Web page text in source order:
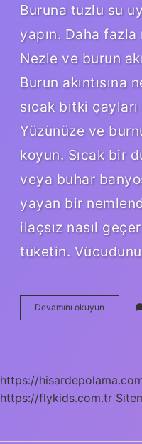
Buruna tuzlu su
yapın. Daha
Nezle ve burun
Burun akıntısına
sıcak bitki çayları
Yüzünüze ve
koyun. Sıcak bir
veya buhar
yayan bir
ilaçsız nasıl
tüketin.
Devamını okuyun
Grip
https://
https://flykids.com.tr